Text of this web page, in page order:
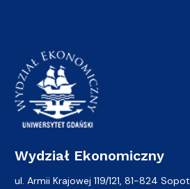
Wydział Ekonomiczny
ul. Armii Krajowej 119/121, 81-824 Sopot